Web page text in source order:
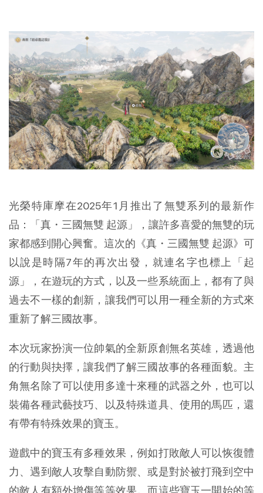
光榮特庫摩在2025年1月推出了無雙系列的最新作
品：「真・三國無雙 起源」，讓許多喜愛的無雙的玩
家都感到開心興奮。這次的《真・三國無雙 起源》可
以說是時隔7年的再次出發，就連名字也標上「起
源」，在遊玩的方式，以及一些系統面上，都有了與
過去不一樣的創新，讓我們可以用一種全新的方式來
重新了解三國故事。
本次玩家扮演一位帥氣的全新原創無名英雄，透過他
的行動與抉擇，讓我們了解三國故事的各種面貌。主
角無名除了可以使用多達十來種的武器之外，也可以
裝備各種武藝技巧、以及特殊道具、使用的馬匹，還
有帶有特殊效果的寶玉。
遊戲中的寶玉有多種效果，例如打敗敵人可以恢復體
力、遇到敵人攻擊自動防禦、或是對於被打飛到空中